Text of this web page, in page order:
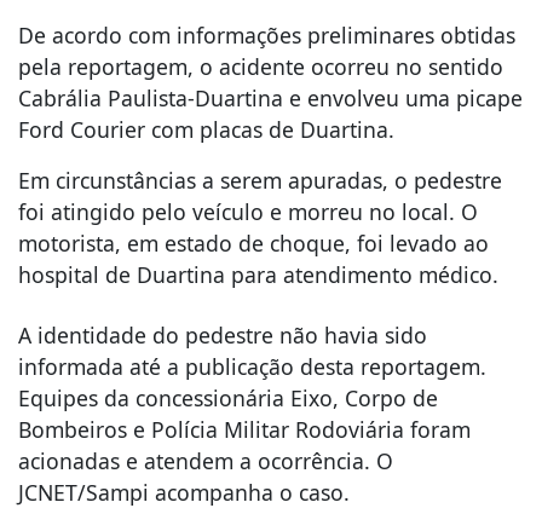
De acordo com informações preliminares obtidas
pela reportagem, o acidente ocorreu no sentido
Cabrália Paulista-Duartina e envolveu uma picape
Ford Courier com placas de Duartina.
Em circunstâncias a serem apuradas, o pedestre
foi atingido pelo veículo e morreu no local. O
motorista, em estado de choque, foi levado ao
hospital de Duartina para atendimento médico.
A identidade do pedestre não havia sido
informada até a publicação desta reportagem.
Equipes da concessionária Eixo, Corpo de
Bombeiros e Polícia Militar Rodoviária foram
acionadas e atendem a ocorrência. O
JCNET/Sampi acompanha o caso.